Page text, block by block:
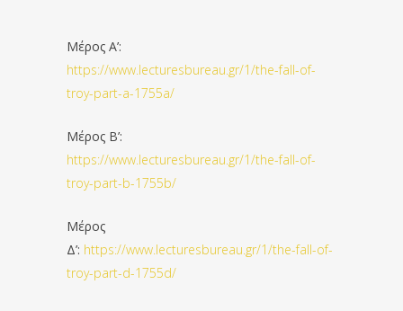
Μέρος Α’:
https://www.lecturesbureau.gr/1/the-fall-of-
troy-part-a-1755a/
Μέρος Β’:
https://www.lecturesbureau.gr/1/the-fall-of-
troy-part-b-1755b/
Μέρος
Δ’: https://www.lecturesbureau.gr/1/the-fall-of-
troy-part-d-1755d/